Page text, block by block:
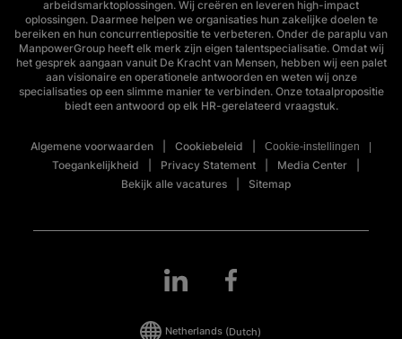
arbeidsmarktoplossingen. Wij creëren en leveren high-impact
oplossingen. Daarmee helpen we organisaties hun zakelijke doelen te
bereiken en hun concurrentiepositie te verbeteren. Onder de paraplu van
ManpowerGroup heeft elk merk zijn eigen talentspecialisatie. Omdat wij
het gesprek aangaan vanuit De Kracht van Mensen, hebben wij een palet
aan visionaire en operationele antwoorden en weten wij onze
specialisaties op een slimme manier te verbinden. Onze totaalpropositie
biedt een antwoord op elk HR-gerelateerd vraagstuk.
Algemene voorwaarden Cookiebeleid Cookie-instellingen
Toegankelijkheid Privacy Statement
Media Center
Bekijk alle vacatures
Sitemap
Netherlands (Dutch)